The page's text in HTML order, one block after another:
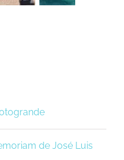
de José Luis